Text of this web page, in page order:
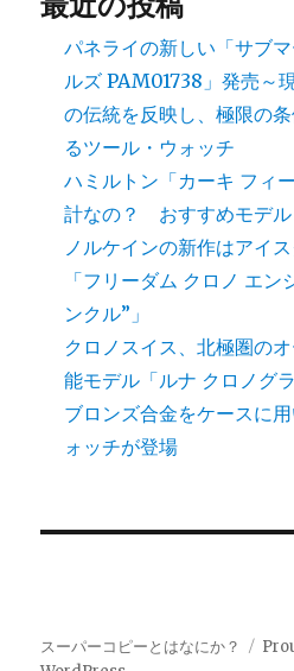
に
パネライの新しい「サブ
ルズ PAM01738」発売～
の伝統を反映し、極限の
るツール・ウォッチ
ハミルトン「カーキ フィ
計なの？ おすすめモデル
ノルケインの新作はアイ
「フリーダム クロノ エン
ンクル”」
クロノスイス、北極圏の
能モデル「ルナ クロノグ
ブロンズ合金をケースに
ォッチが登場
スーパーコピーとはなにか？